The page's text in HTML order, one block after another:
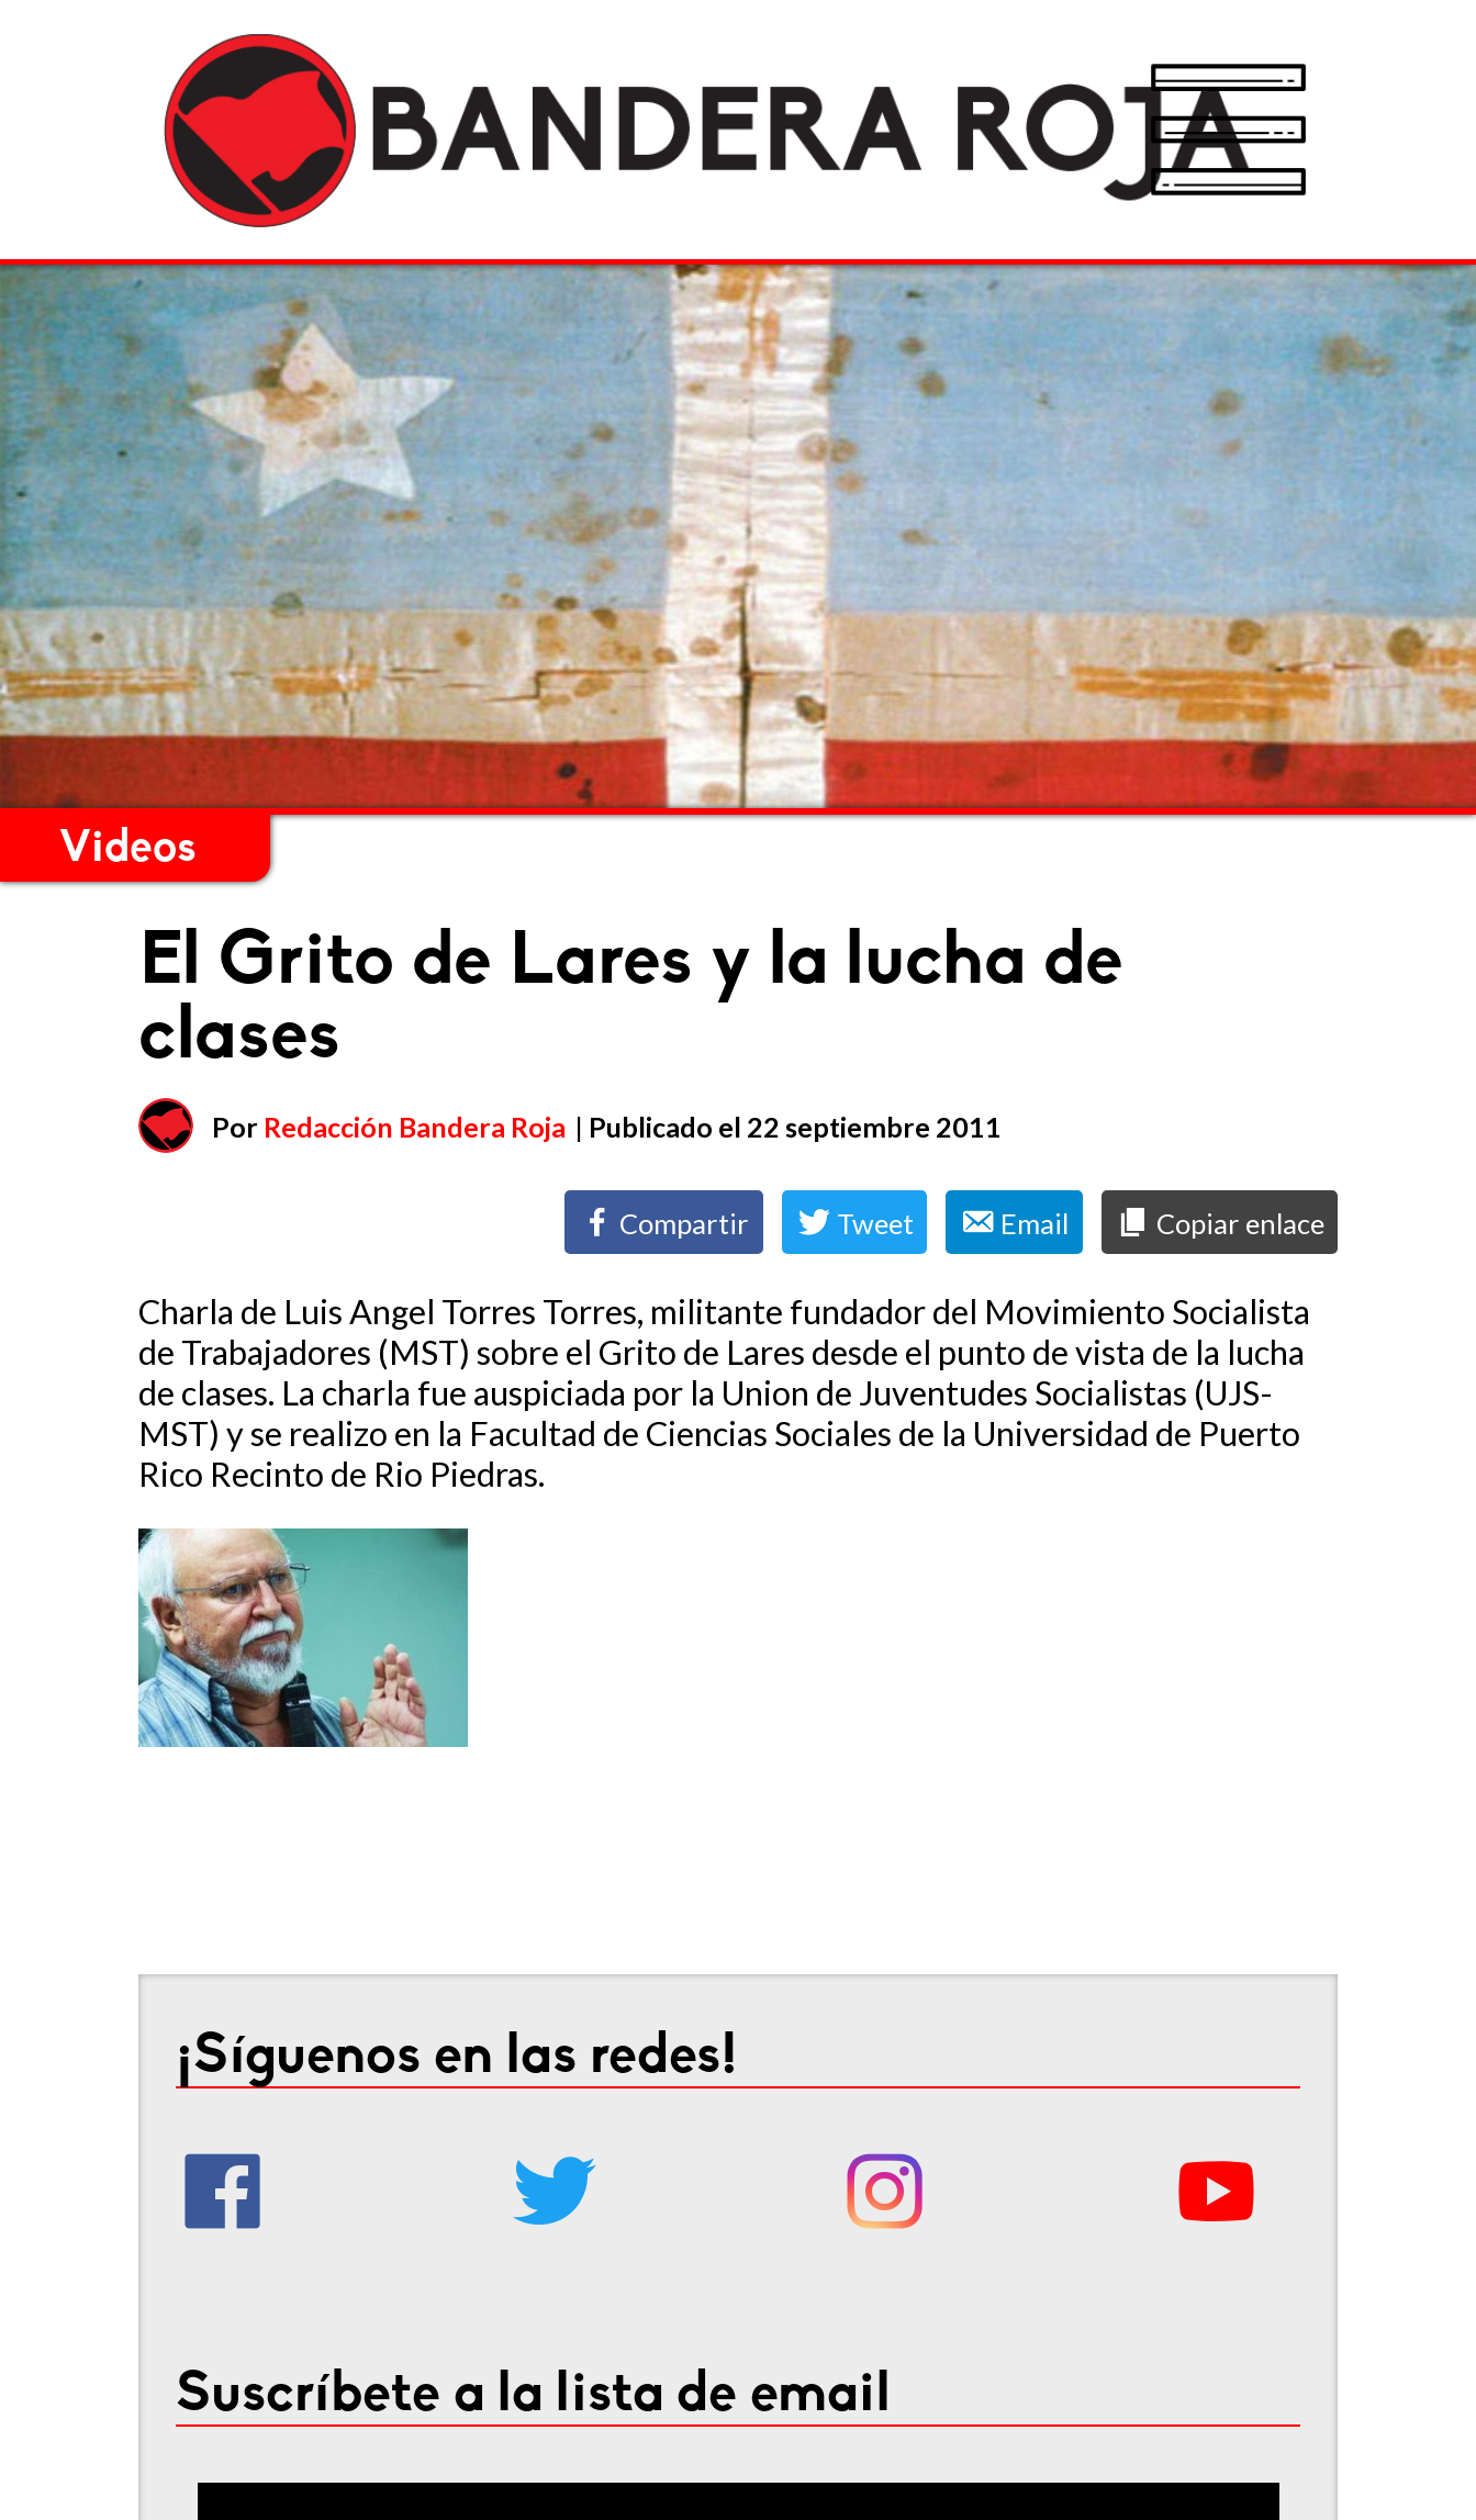
Videos
El Grito de Lares y la lucha de
clases
Por Redacción Bandera Roja | Publicado el 22 septiembre 2011
Compartir Tweet Email Copiar enlace
Charla de Luis Angel Torres Torres, militante fundador del Movimiento Socialista
de Trabajadores (MST) sobre el Grito de Lares desde el punto de vista de la lucha
de clases. La charla fue auspiciada por la Union de Juventudes Socialistas (UJS-
MST) y se realizo en la Facultad de Ciencias Sociales de la Universidad de Puerto
Rico Recinto de Rio Piedras.
¡Síguenos en las redes!
Suscríbete a la lista de email